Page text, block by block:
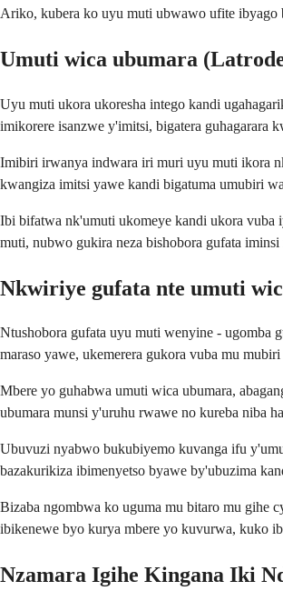
Ariko, kubera ko uyu muti ubwawo ufite ibyago
Umuti wica ubumara
Uyu muti ukora ukoresha intego kandi
imikorere isanzwe y'imitsi, bigatera guhagarara
Imibiri irwanya indwara iri muri uyu muti ikora
kwangiza imitsi yawe kandi bigatuma umubiri
Ibi bifatwa nk'umuti ukomeye kandi ukora vuba
muti, nubwo gukira neza bishobora gufata
Nkwiriye gufata nte umuti
Ntushobora gufata uyu muti wenyine - ugomba
maraso yawe, ukemerera gukora vuba mu
Mbere yo guhabwa umuti wica ubumara,
ubumara munsi y'uruhu rwawe no kureba niba
Ubuvuzi nyabwo bukubiyemo kuvanga ifu
bazakurikiza ibimenyetso byawe by'ubuzima
Bizaba ngombwa ko uguma mu bitaro mu gihe
ibikenewe byo kurya mbere yo kuvurwa, kuko
Nzamara Igihe Kingana Iki